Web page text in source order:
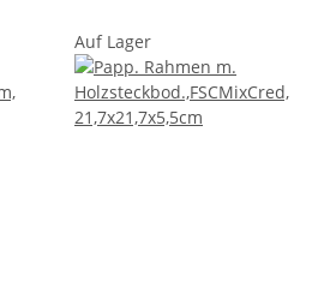
Auf Lager